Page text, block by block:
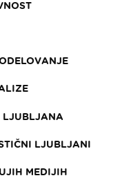
LJUBLJANA
LJUBLJANI
MEDIJIH